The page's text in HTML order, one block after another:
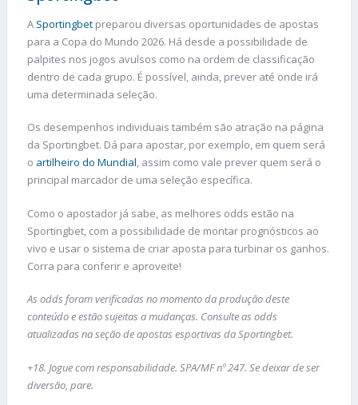
A Sportingbet preparou diversas oportunidades de apostas
para a Copa do Mundo 2026. Há desde a possibilidade de
palpites nos jogos avulsos como na ordem de classificação
dentro de cada grupo. É possível, ainda, prever até onde irá
uma determinada seleção.
Os desempenhos individuais também são atração na página
da Sportingbet. Dá para apostar, por exemplo, em quem será
o artilheiro do Mundial, assim como vale prever quem será o
principal marcador de uma seleção específica.
Como o apostador já sabe, as melhores odds estão na
Sportingbet, com a possibilidade de montar prognósticos ao
vivo e usar o sistema de criar aposta para turbinar os ganhos.
Corra para conferir e aproveite!
As odds foram verificadas no momento da produção deste
conteúdo e estão sujeitas a mudanças. Consulte as odds
atualizadas na seção de apostas esportivas da Sportingbet.
+18. Jogue com responsabilidade. SPA/MF nº 247. Se deixar de ser
diversão, pare.